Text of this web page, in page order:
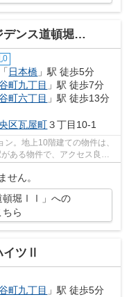
ンス道頓堀ⅠⅠ
0
「日本橋 」駅 徒歩5分
町九丁目 」駅 徒歩7分
町六丁目 」駅 徒歩13分
区瓦屋町３丁目10-1
。地上10階建ての物件は、
ある物件で、アクセス良好
せん。
頓堀ⅠⅠ」への
ら
ツⅡ
町九丁目 」駅 徒歩5分